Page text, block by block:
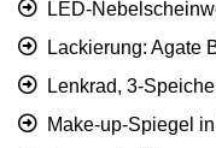
LED-
Lackierung: Agate
Lenkrad, 3-
Make-up-Spiegel